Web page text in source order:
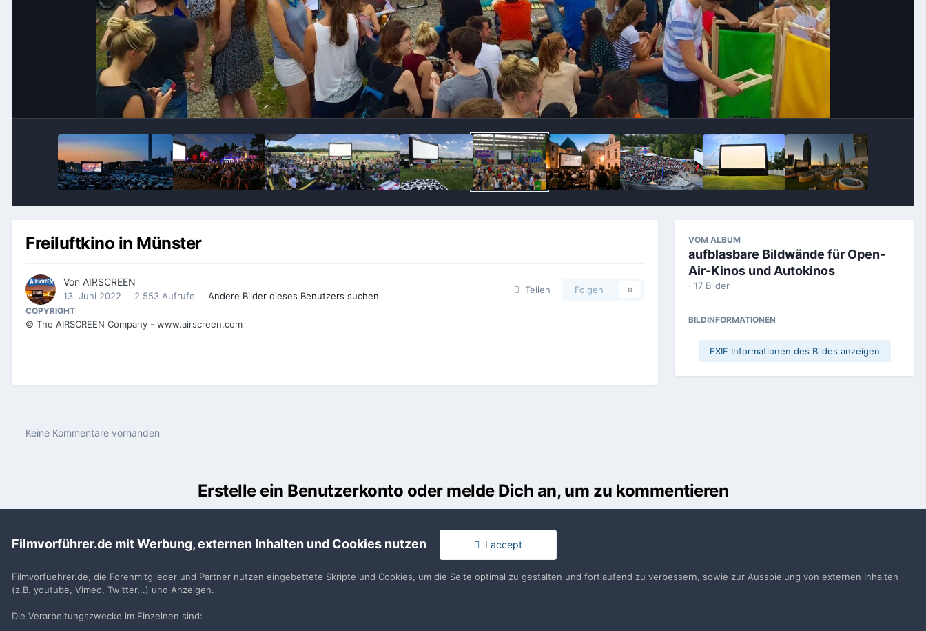
Freiluftkino in Münster
Von AIRSCREEN
13. Juni 2022 2.553 Aufrufe Andere Bilder dieses Benutzers suchen
Teilen Folgen 0
COPYRIGHT
© The AIRSCREEN Company - www.airscreen.com
VOM ALBUM
aufblasbare Bildwände für Open-
Air-Kinos und Autokinos
· 17 Bilder
BILDINFORMATIONEN
EXIF Informationen des Bildes anzeigen
Keine Kommentare vorhanden
Erstelle ein Benutzerkonto oder melde Dich an, um zu kommentieren
Neues Benutzerkonto für unsere Community erstellen. Es ist einfach! Du hast bereits ein Benutzerkonto? Melde Dich hier an.
Filmvorführer.de mit Werbung, externen Inhalten und Cookies nutzen I accept
Filmvorfuehrer.de, die Forenmitglieder und Partner nutzen eingebettete Skripte und Cookies, um die Seite optimal zu gestalten und fortlaufend zu verbessern, sowie zur Ausspielung von externen Inhalten
(z.B. youtube, Vimeo, Twitter,..) und Anzeigen.
Die Verarbeitungszwecke im Einzelnen sind: